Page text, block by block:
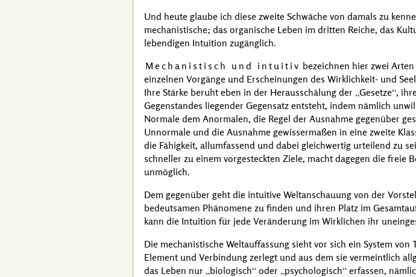
Und heute glaube ich diese zweite Schwäche von damals zu
mechanistische; das organische Leben im dritten Reiche, das
lebendigen Intuition zugänglich.
Mechanistisch und intuitiv bezeichnen hier zwei
einzelnen Vorgänge und Erscheinungen des Wirklichkeit- und
Ihre Stärke beruht eben in der Herausschälung der Gesetze ,
Gegenstandes liegender Gegensatz entsteht, indem nämlich
Normale dem Anormalen, die Regel der Ausnahme gegenüber
Unnormale und die Ausnahme gewissermaßen in eine zweite
die Fähigkeit, allumfassend und dabei gleichwertig urteilend zu
schneller zu einem vorgesteckten Ziele, macht dagegen die freie
unmöglich.
Dem gegenüber geht die intuitive Weltanschauung von der
bedeutsamen Phänomene zu finden und ihren Platz im
kann die Intuition für jede Veränderung im Wirklichen ihr
Die mechanistische Weltauffassung sieht vor sich ein System
Element und Verbindung zerlegt und aus dem sie vermeintlich
das Leben nur
biologisch oder psychologisch erfassen,